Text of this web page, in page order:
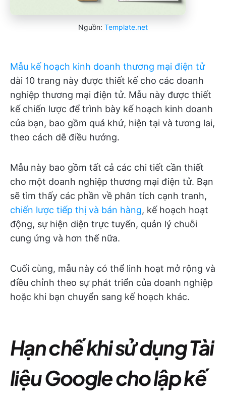
Nguồn: Template.net
Mẫu kế hoạch kinh doanh thương mại điện tử
dài 10 trang này được thiết kế cho các doanh
nghiệp thương mại điện tử. Mẫu này được thiết
kế chiến lược để trình bày kế hoạch kinh doanh
của bạn, bao gồm quá khứ, hiện tại và tương lai,
theo cách dễ điều hướng.
Mẫu này bao gồm tất cả các chi tiết cần thiết
cho một doanh nghiệp thương mại điện tử. Bạn
sẽ tìm thấy các phần về phân tích cạnh tranh,
chiến lược tiếp thị và bán hàng, kế hoạch hoạt
động, sự hiện diện trực tuyến, quản lý chuỗi
cung ứng và hơn thế nữa.
Cuối cùng, mẫu này có thể linh hoạt mở rộng và
điều chỉnh theo sự phát triển của doanh nghiệp
hoặc khi bạn chuyển sang kế hoạch khác.
Hạn chế khi sử dụng Tài
liệu Google cho lập kế